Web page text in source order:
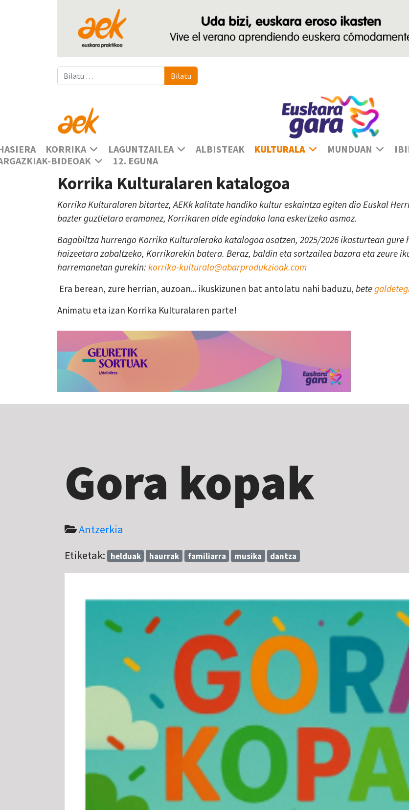
Bilatu Bilatu
KORRIKA LAGUNTZAILEA ALBISTEAK KULTURALA MUNDUAN
BIDEOAK
12. EGUNA
Korrika Kulturalaren katalogoa
Korrika Kulturalaren bitartez, AEKk kalitate handiko kultur eskaintza egiten dio Euskal
bazter guztietara eramanez, Korrikaren alde egindako lana eskertzeko asmoz.
Bagabiltza hurrengo Korrika Kulturalerako katalogoa osatzen, 2025/2026 ikasturtean
haizeetara zabaltzeko, Korrikarekin batera. Beraz, baldin eta sortzailea bazara eta zeure
harremanetan gurekin: korrika-kulturala@abarprodukzioak.com
Era berean, zure herrian, auzoan... ikuskizunen bat antolatu nahi baduzu, bete
Animatu eta izan Korrika Kulturalaren parte!
Gora kopak
Antzerkia
Etiketak: helduak haurrak familiarra musika dantza